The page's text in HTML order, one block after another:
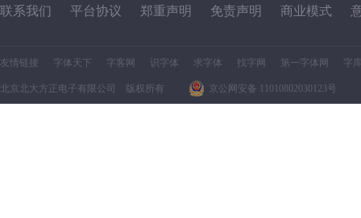
联系我们 平台协议 郑重声明 免责声明 商业模式
友情链接 字体天下 字客网 识字体 求字体 找字网 第一字体网 字
北京北大方正电子有限公司 版权所有 京公网安备 11010802030123号